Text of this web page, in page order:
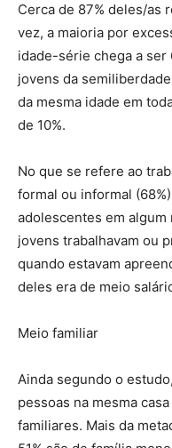
Cerca de 87% deles/as
vez, a maioria por
idade-série chega a ser
jovens da
da mesma idade em
de 10%.
No que se refere ao
formal ou informal
adolescentes em algum
jovens trabalhavam ou
quando estavam
deles era de meio
Meio familiar
Ainda segundo o
pessoas na mesma
familiares. Mais da